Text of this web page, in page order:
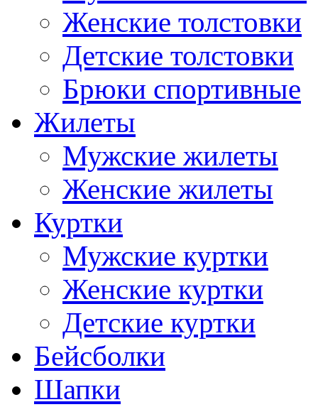
Женские толстовки
Детские толстовки
Брюки спортивные
Жилеты
Мужские жилеты
Женские жилеты
Куртки
Мужские куртки
Женские куртки
Детские куртки
Бейсболки
Шапки